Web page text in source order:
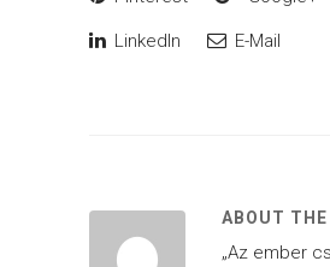
LinkedIn E-Mail
ABOUT
„Az ember